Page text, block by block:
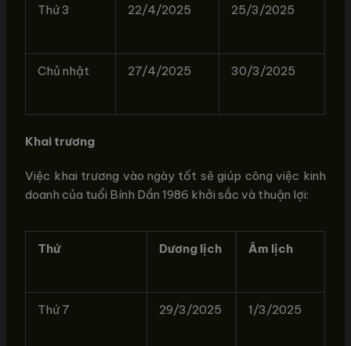
Thứ 3 22/4/2025 25/3/2025
Chủ nhật 27/4/2025 30/3/2025
Khai trương
Việc khai trương vào ngày tốt sẽ giúp công việc kinh
doanh của tuổi Bính Dần 1986 khởi sắc và thuận lợi:
Thứ Dương lịch Âm lịch
Thứ 7 29/3/2025 1/3/2025